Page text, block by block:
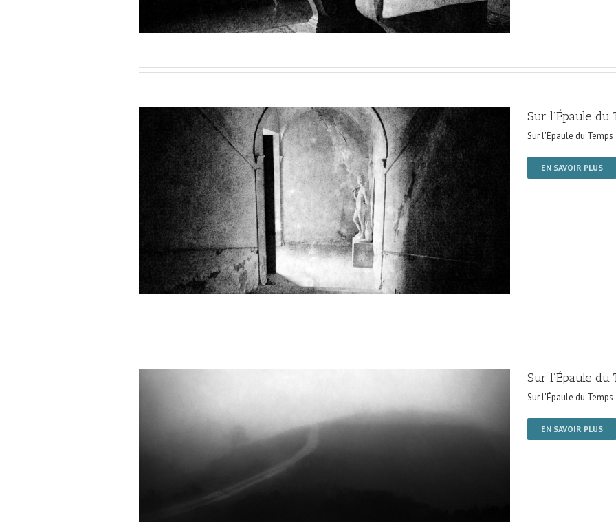
Sur l’Épaule du
Sur l'Épaule du Temps
EN SAVOIR PLUS
Sur l’Épaule du
Sur l'Épaule du Temps
EN SAVOIR PLUS